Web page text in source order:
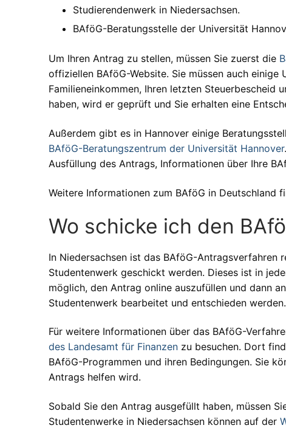
Studierendenwerk in Niedersachsen.
BAföG-Beratungsstelle der Universität
Um Ihren Antrag zu stellen, müssen Sie zuerst die
offiziellen BAföG-Website. Sie müssen auch
Familieneinkommen, Ihren letzten Steuerbescheid
haben, wird er geprüft und Sie erhalten eine
Außerdem gibt es in Hannover einige
BAföG-Beratungszentrum der Universität Hannover
Ausfüllung des Antrags, Informationen über Ihre
Weitere Informationen zum BAföG in Deutschland
Wo schicke ich den
In Niedersachsen ist das BAföG-Antragsverfahren
Studentenwerk geschickt werden. Dieses ist in
möglich, den Antrag online auszufüllen und dann
Studentenwerk bearbeitet und entschieden werden.
Für weitere Informationen über das BAföG-
des Landesamt für Finanzen zu besuchen. Dort
BAföG-Programmen und ihren Bedingungen. Sie
Antrags helfen wird.
Sobald Sie den Antrag ausgefüllt haben, müssen
Studentenwerke in Niedersachsen können auf der